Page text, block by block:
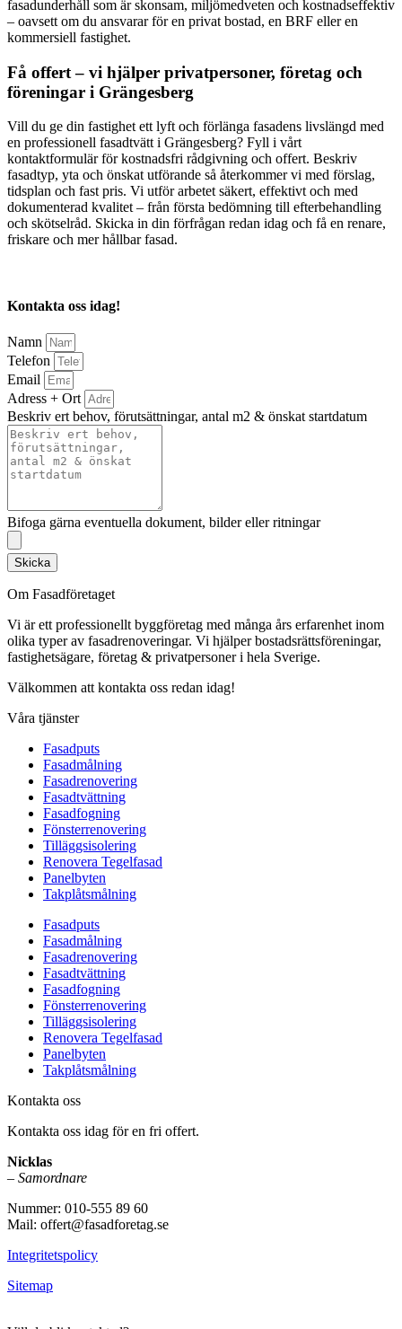
fasadunderhåll som är skonsam, miljömedveten och kostnadseffektiv
– oavsett om du ansvarar för en privat bostad, en BRF eller en
kommersiell fastighet.
Få offert – vi hjälper privatpersoner, företag och
föreningar i Grängesberg
Vill du ge din fastighet ett lyft och förlänga fasadens livslängd med
en professionell fasadtvätt i Grängesberg? Fyll i vårt
kontaktformulär för kostnadsfri rådgivning och offert. Beskriv
fasadtyp, yta och önskat utförande så återkommer vi med förslag,
tidsplan och fast pris. Vi utför arbetet säkert, effektivt och med
dokumenterad kvalitet – från första bedömning till efterbehandling
och skötselråd. Skicka in din förfrågan redan idag och få en renare,
friskare och mer hållbar fasad.
Kontakta oss idag!
Namn
Telefon
Email
Adress + Ort
Beskriv ert behov, förutsättningar, antal m2 & önskat startdatum
Bifoga gärna eventuella dokument, bilder eller ritningar
Skicka
Om Fasadföretaget
Vi är ett professionellt byggföretag med många års erfarenhet inom
olika typer av fasadrenoveringar. Vi hjälper bostadsrättsföreningar,
fastighetsägare, företag & privatpersoner i hela Sverige.
Välkommen att kontakta oss redan idag!
Våra tjänster
Fasadputs
Fasadmålning
Fasadrenovering
Fasadtvättning
Fasadfogning
Fönsterrenovering
Tilläggsisolering
Renovera Tegelfasad
Panelbyten
Takplåtsmålning
Fasadputs
Fasadmålning
Fasadrenovering
Fasadtvättning
Fasadfogning
Fönsterrenovering
Tilläggsisolering
Renovera Tegelfasad
Panelbyten
Takplåtsmålning
Kontakta oss
Kontakta oss idag för en fri offert.
Nicklas
– Samordnare
Nummer: 010-555 89 60
Mail: offert@fasadforetag.se
Integritetspolicy
Sitemap